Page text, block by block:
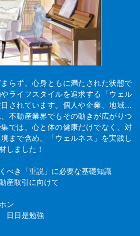
らず、心身ともに満たされた状態で
ライフスタイルを追求する「ウェル
されています。個人や企業、地域…
不動産業界でもその動きが広がりつ
では、心と体の健康だけでなく、対
まで含め、「ウェルネス」を実践し
しました！
べき「重説」に必要な基礎知識
産取引に向けて
ン
日日是勉強